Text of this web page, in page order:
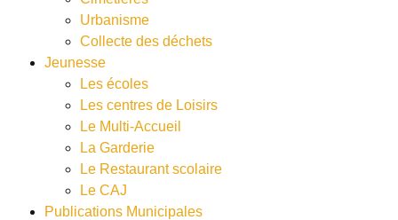
Urbanisme
Collecte des déchets
Jeunesse
Les écoles
Les centres de Loisirs
Le Multi-Accueil
La Garderie
Le Restaurant scolaire
Le CAJ
Publications Municipales